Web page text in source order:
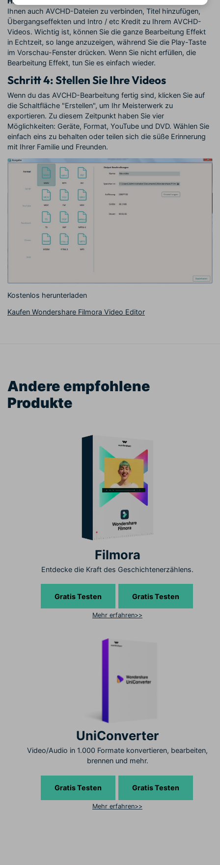
Ihnen auch AVCHD-Dateien zu verbinden, Titel hinzufügen,
Übergangseffekten und Intro / etc Kredit zu Ihrem AVCHD-
Videos. Wichtig ist, können Sie die ganze Bearbeitung Effekt
in Echtzeit, so lange anzuzeigen, während Sie die Play-Taste
im Vorschau-Fenster drücken. Wenn Sie nicht erfüllen, die
Bearbeitung Effekt, tun Sie es einfach wieder.
Schritt 4: Stellen Sie Ihre Videos
Wenn du das AVCHD-Bearbeitung fertig sind, klicken Sie auf
die Schaltfläche "Erstellen", um Ihr Meisterwerk zu
exportieren. Zu diesem Zeitpunkt haben Sie vier
Möglichkeiten: Geräte, Format, YouTube und DVD. Wählen Sie
einfach eins zu behalten oder teilen sich die süße Erinnerung
mit Ihrer Familie und Freunden.
Kostenlos herunterladen
Kaufen Wondershare Filmora Video Editor
Andere empfohlene
Produkte
Filmora
Entdecke die Kraft des Geschichtenerzählens.
Gratis Testen Gratis Testen
Mehr erfahren>>
UniConverter
Video/Audio in 1.000 Formate konvertieren, bearbeiten,
brennen und mehr.
Gratis Testen Gratis Testen
Mehr erfahren>>